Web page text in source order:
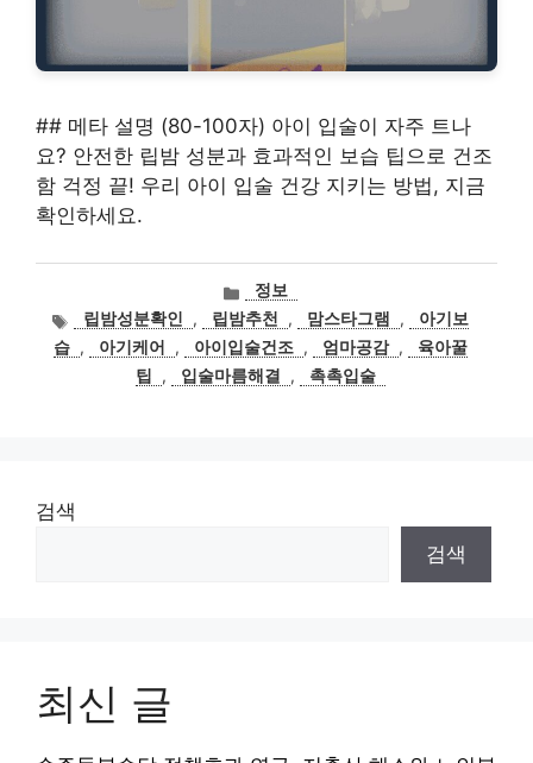
## 메타 설명 (80-100자) 아이 입술이 자주 트나
요? 안전한 립밤 성분과 효과적인 보습 팁으로 건조
함 걱정 끝! 우리 아이 입술 건강 지키는 방법, 지금
확인하세요.
카
테
고
리
정보
태립밤성분확인 , 립밤추천 , 맘스타그램 ,
아기보
습 , 아기케어 , 아이입술건조 , 엄마공감 ,
육아꿀
팁
, 입술마름해결 , 촉촉입술
검색
검색
최신 글